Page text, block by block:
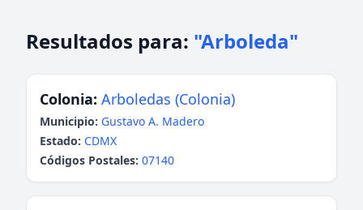
Resultados para: "Arboleda"
Colonia: Arboledas (Colonia)
Municipio: Gustavo A. Madero
Estado: CDMX
Códigos Postales: 07140